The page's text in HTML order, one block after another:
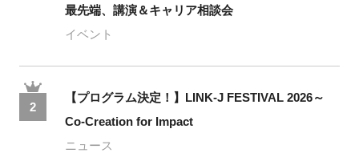
最先端、講演＆キャリア相談会
イベント
2
【プログラム決定！】LINK-J FESTIVAL 2026～
Co-Creation for Impact
ニュース